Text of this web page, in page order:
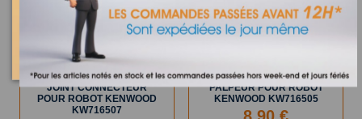
Sur commande
JOINT CONNECTEUR
POUR ROBOT KENWOOD
KW716507
PALPEUR POUR ROBOT
KENWOOD KW716505